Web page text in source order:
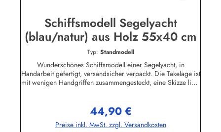
Schiffsmodell Segelyacht
(blau/natur) aus Holz 55x40 cm
Typ: Standmodell
Wunderschönes Schiffsmodell einer Segelyacht, in
Handarbeit gefertigt, versandsicher verpackt. Die Takelage ist
mit wenigen Handgriffen zusammengesteckt, eine Skizze liegt
dekorative Zierde für jedes Büro, Kellerbar oder
Wohnzimmer. Bitte beachten Sie, dass das Schiffsmodell
nicht schwimmfähig ist.Ca. 55x40 cm (Höhe/Länge)
Regulärer Preis:
44,90 €
Preise inkl. MwSt. zzgl. Versandkosten